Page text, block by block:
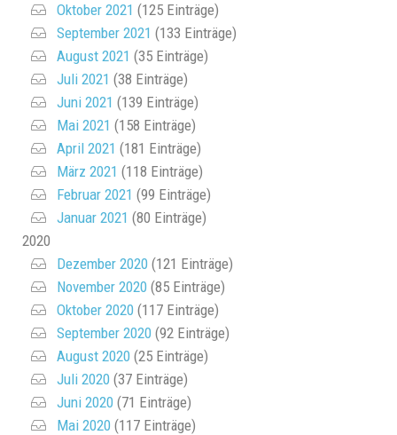
Oktober 2021 (125 Einträge)
September 2021 (133 Einträge)
August 2021 (35 Einträge)
Juli 2021 (38 Einträge)
Juni 2021 (139 Einträge)
Mai 2021 (158 Einträge)
April 2021 (181 Einträge)
März 2021 (118 Einträge)
Februar 2021 (99 Einträge)
Januar 2021 (80 Einträge)
2020
Dezember 2020 (121 Einträge)
November 2020 (85 Einträge)
Oktober 2020 (117 Einträge)
September 2020 (92 Einträge)
August 2020 (25 Einträge)
Juli 2020 (37 Einträge)
Juni 2020 (71 Einträge)
Mai 2020 (117 Einträge)